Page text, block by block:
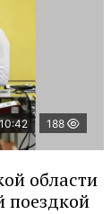
188
области
поездкой